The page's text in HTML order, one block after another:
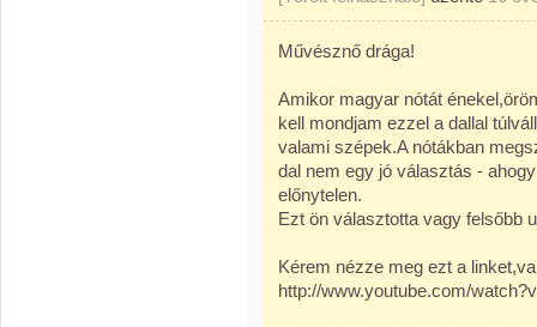
Művésznő drága!
Amikor magyar nótát
kell mondjam ezzel a dallal
valami szépek.A nótákban
dal nem egy jó választás -
előnytelen.
Ezt ön választotta vagy felsőbb
Kérem nézze meg ezt a
http://www.youtube.com/